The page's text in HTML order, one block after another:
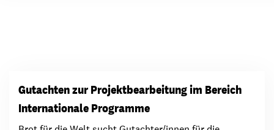
Gutachten zur Projektbearbeitung im Bereich
Internationale Programme